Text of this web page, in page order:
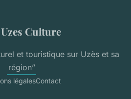
Uzes Culture
et touristique sur Uzès et sa
région”
légalesContact